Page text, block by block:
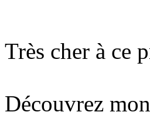
Très cher à ce
Découvrez